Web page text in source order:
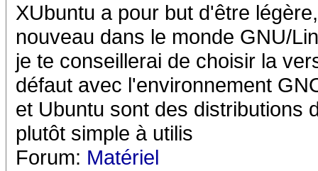
XUbuntu a pour but d'être
nouveau dans le monde GNU/
je te conseillerai de choisir la
défaut avec l'environnement
et Ubuntu sont des distributions
plutôt simple à utilis
Forum: Matériel